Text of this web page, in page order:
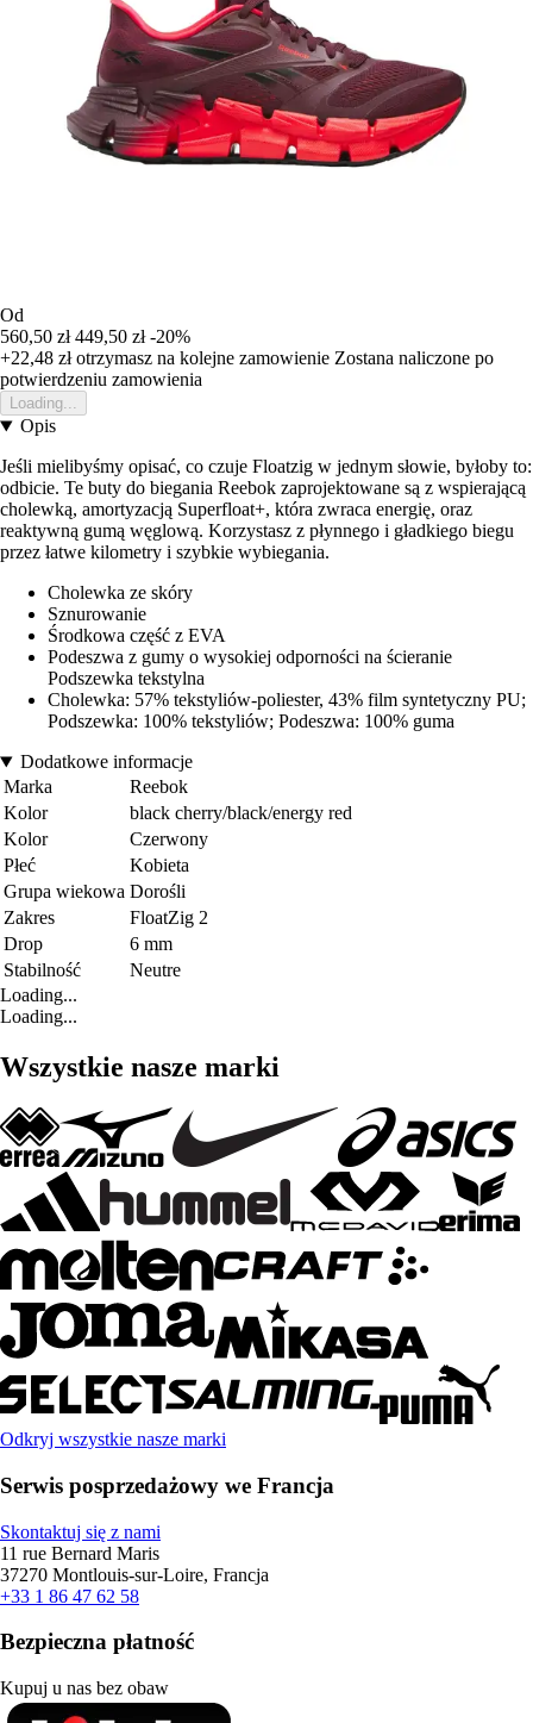
Od
560,50 zł 449,50 zł -20%
+22,48 złotrzymasz na kolejne zamowienie Zostana naliczone po
potwierdzeniu zamowienia
Loading...
Opis
Jeśli mielibyśmy opisać, co czuje Floatzig w jednym słowie, byłoby to:
odbicie. Te buty do biegania Reebok zaprojektowane są z wspierającą
cholewką, amortyzacją Superfloat+, która zwraca energię, oraz
reaktywną gumą węglową. Korzystasz z płynnego i gładkiego biegu
przez łatwe kilometry i szybkie wybiegania.
Cholewka ze skóry
Sznurowanie
Środkowa część z EVA
Podeszwa z gumy o wysokiej odporności na ścieranie
Podszewka tekstylna
Cholewka: 57% tekstyliów-poliester, 43% film syntetyczny PU;
Podszewka: 100% tekstyliów; Podeszwa: 100% guma
Dodatkowe informacje
Marka
Reebok
Kolor
black cherry/black/energy red
Kolor
Czerwony
Płeć
Kobieta
Grupa wiekowa Dorośli
Zakres
FloatZig 2
Drop
6 mm
Stabilność
Neutre
Loading...
Loading...
Wszystkie nasze marki
Odkryj wszystkie nasze marki
Serwis posprzedażowy we Francja
Skontaktuj się z nami
11 rue Bernard Maris
37270 Montlouis-sur-Loire, Francja
+33 1 86 47 62 58
Bezpieczna płatność
Kupuj u nas bez obaw